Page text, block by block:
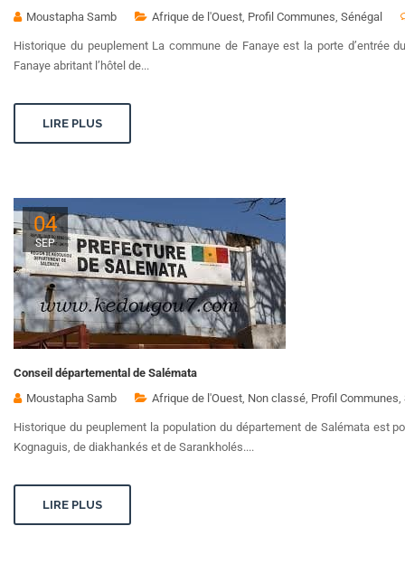
Moustapha Samb
Afrique de l'Ouest Profil Communes Sénégal
Historique du peuplement La commune de Fanaye est la porte d’entrée
Fanaye abritant l’hôtel de...
LIRE PLUS
04
SEP
Conseil départemental de Salémata
Moustapha Samb
Afrique de l'Ouest Non classé Profil Communes
Historique du peuplement la population du département de Salémata est
Kognaguis, de diakhankés et de Sarankholés....
LIRE PLUS